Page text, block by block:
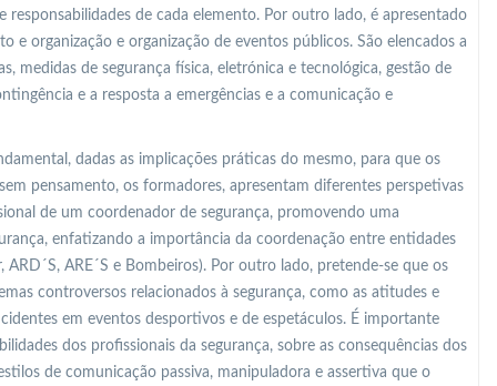
responsabilidades de cada elemento. Por outro lado, é apresentado
e organização e organização de eventos públicos. São elencados a
medidas de segurança física, eletrónica e tecnológica, gestão de
e a resposta a emergências e a comunicação e
dadas as implicações práticas do mesmo, para que os
pensamento, os formadores, apresentam diferentes perspetivas
de um coordenador de segurança, promovendo uma
enfatizando a importância da coordenação entre entidades
ARE´S e Bombeiros). Por outro lado, pretende-se que os
controversos relacionados à segurança, como as atitudes e
em eventos desportivos e de espetáculos. É importante
dos profissionais da segurança, sobre as consequências dos
de comunicação passiva, manipuladora e assertiva que o